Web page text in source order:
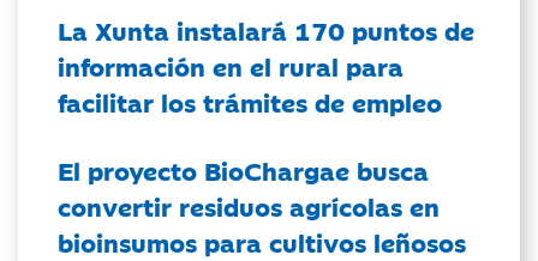
La Xunta instalará 170 puntos de
información en el rural para
facilitar los trámites de empleo
El proyecto BioChargae busca
convertir residuos agrícolas en
bioinsumos para cultivos leñosos